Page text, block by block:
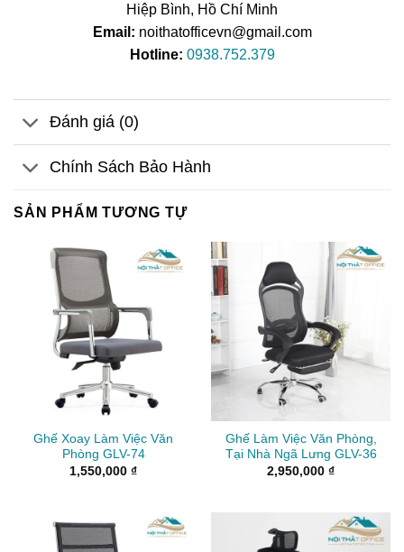
Hiệp Bình, Hồ Chí Minh
Email: noithatofficevn@gmail.com
Hotline: 0938.752.379
Đánh giá (0)
Chính Sách Bảo Hành
SẢN PHẨM TƯƠNG TỰ
Ghế Xoay Làm Việc Văn
Phòng GLV-74
1,550,000 ₫
Ghế Làm Việc Văn Phòng,
Tại Nhà Ngã Lưng GLV-36
2,950,000 ₫